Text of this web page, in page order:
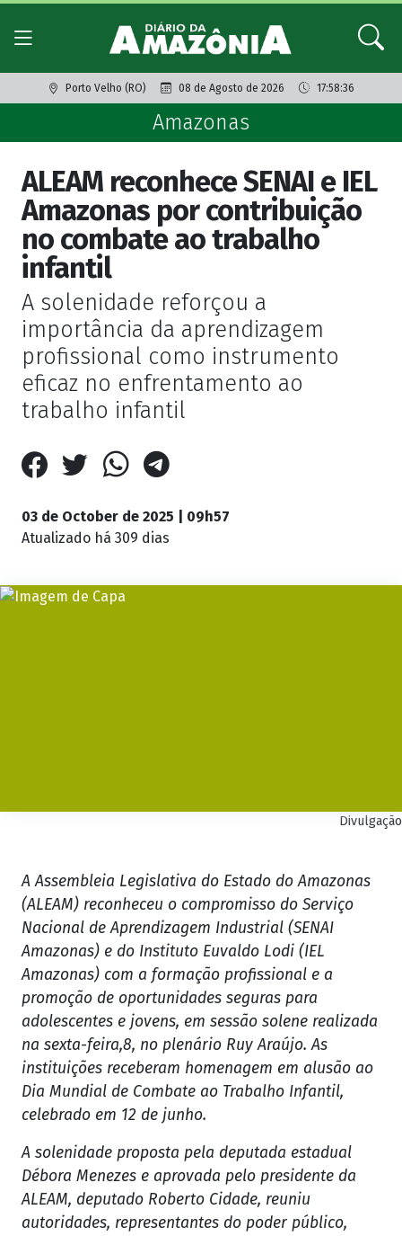
Porto Velho (RO) 08 de Agosto de 2026 17:58:36
Amazonas
ALEAM reconhece SENAI e IEL
Amazonas por contribuição
no combate ao trabalho
infantil
A solenidade reforçou a
importância da aprendizagem
profissional como instrumento
eficaz no enfrentamento ao
trabalho infantil
03 de October de 2025 | 09h57
Atualizado há 309 dias
Divulgação
A Assembleia Legislativa do Estado do Amazonas
(ALEAM) reconheceu o compromisso do Serviço
Nacional de Aprendizagem Industrial (SENAI
Amazonas) e do Instituto Euvaldo Lodi (IEL
Amazonas) com a formação profissional e a
promoção de oportunidades seguras para
adolescentes e jovens, em sessão solene realizada
na sexta-feira,8, no plenário Ruy Araújo. As
instituições receberam homenagem em alusão ao
Dia Mundial de Combate ao Trabalho Infantil,
celebrado em 12 de junho.
A solenidade proposta pela deputada estadual
Débora Menezes e aprovada pelo presidente da
ALEAM, deputado Roberto Cidade, reuniu
autoridades, representantes do poder público,